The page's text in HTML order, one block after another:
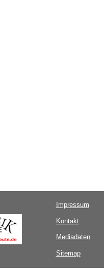
Impressum
Kontakt
Mediadaten
Sitemap